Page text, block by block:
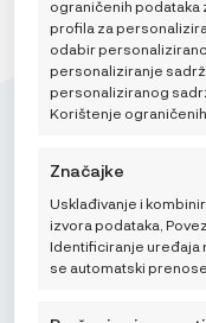
ograničenih podataka
profila za
odabir
personaliziranje
personaliziranog
Korištenje
Značajke
Usklađivanje i
izvora podataka,
Identificiranje uređaja
se automatski prenose.
Mikroedra d.o.o.
(01) 48 22 132
info@najnaj.eu